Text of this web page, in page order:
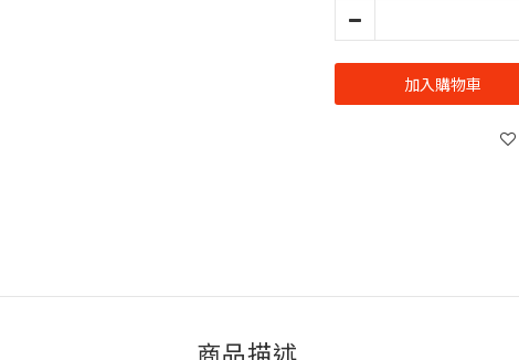
加入購物車
商品描述